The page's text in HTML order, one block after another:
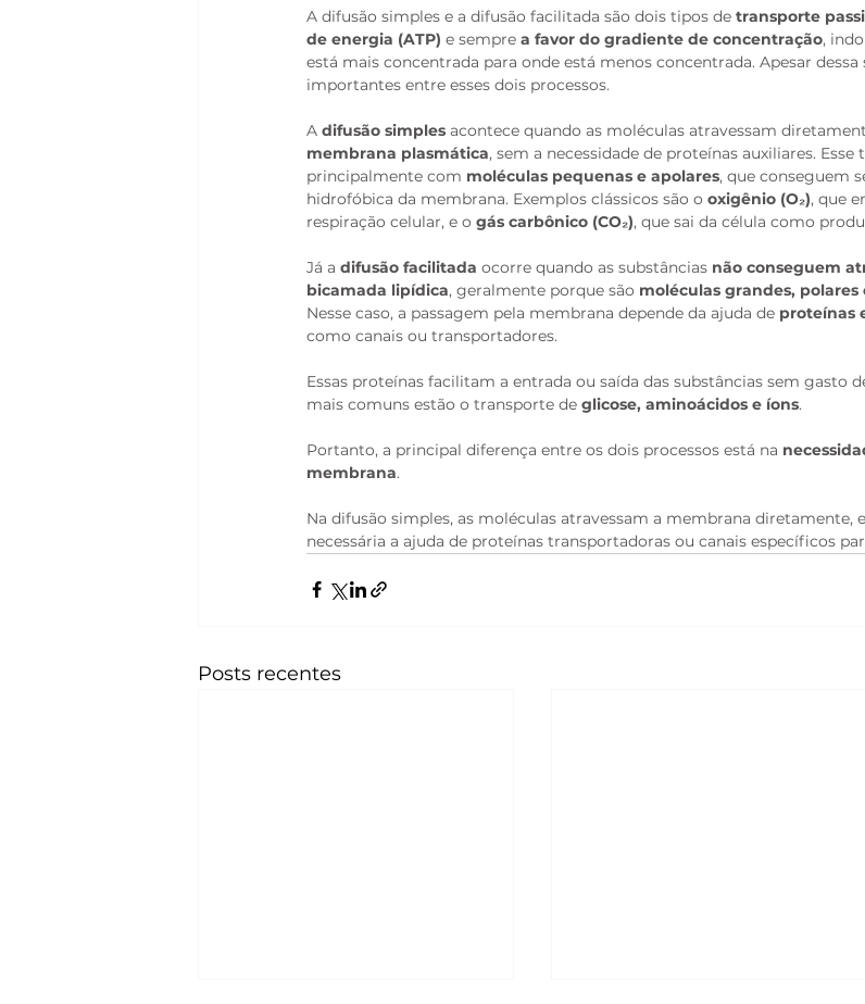
A difusão simples e a difusão facilitada são dois tipos de transporte
de energia (ATP) e sempre a favor do gradiente de concentração,
está mais concentrada para onde está menos concentrada. Apesar
importantes entre esses dois processos.
A difusão simples acontece quando as moléculas atravessam
membrana plasmática, sem a necessidade de proteínas auxiliares.
principalmente com moléculas pequenas e apolares, que conseguem
hidrofóbica da membrana. Exemplos clássicos são o oxigênio (O₂), que
respiração celular, e o gás carbônico (CO₂), que sai da célula como
Já a difusão facilitada ocorre quando as substâncias não conseguem
bicamada lipídica, geralmente porque são moléculas grandes,
Nesse caso, a passagem pela membrana depende da ajuda de proteínas
como canais ou transportadores.
Essas proteínas facilitam a entrada ou saída das substâncias sem gasto
mais comuns estão o transporte de glicose, aminoácidos e íons.
Portanto, a principal diferença entre os dois processos está na
membrana.
Na difusão simples, as moléculas atravessam a membrana diretamente,
necessária a ajuda de proteínas transportadoras ou canais específicos
Posts recentes